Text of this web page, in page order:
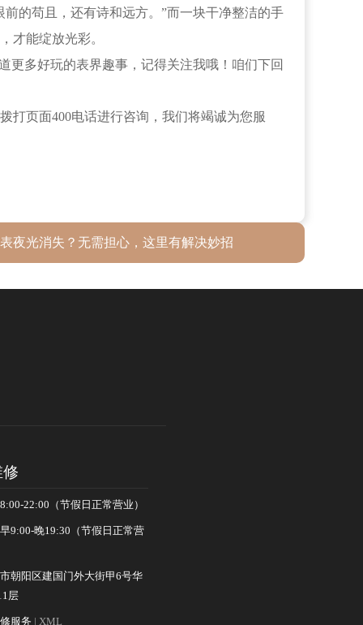
的苟且，还有诗和远方。”而一块干净整洁的手
才能绽放光彩。
多好玩的表界趣事，记得关注我哦！咱们下回
打页面400电话进行咨询，我们将竭诚为您服
夜光消失？无需担心，这里有解决妙招
22:00（节假日正常营业）
9:00-晚19:30（节假日正常营
朝阳区建国门外大街甲6号华
层
服务 | XML